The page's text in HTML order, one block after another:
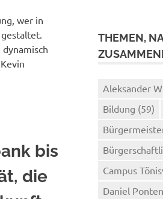
wer in
bis
die
THEMEN,
Aleksander
Bildung (59)
Campus
Daniel Ponten